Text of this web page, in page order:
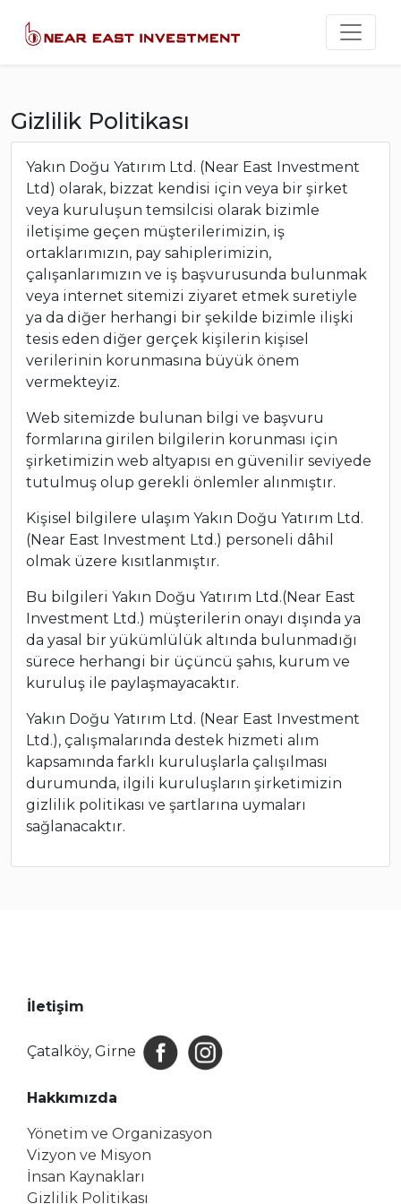
Gizlilik Politikası
Yakın Doğu Yatırım Ltd. (Near East Investment
Ltd) olarak, bizzat kendisi için veya bir şirket
veya kuruluşun temsilcisi olarak bizimle
iletişime geçen müşterilerimizin, iş
ortaklarımızın, pay sahiplerimizin,
çalışanlarımızın ve iş başvurusunda bulunmak
veya internet sitemizi ziyaret etmek suretiyle
ya da diğer herhangi bir şekilde bizimle ilişki
tesis eden diğer gerçek kişilerin kişisel
verilerinin korunmasına büyük önem
vermekteyiz.
Web sitemizde bulunan bilgi ve başvuru
formlarına girilen bilgilerin korunması için
şirketimizin web altyapısı en güvenilir seviyede
tutulmuş olup gerekli önlemler alınmıştır.
Kişisel bilgilere ulaşım Yakın Doğu Yatırım Ltd.
(Near East Investment Ltd.) personeli dâhil
olmak üzere kısıtlanmıştır.
Bu bilgileri Yakın Doğu Yatırım Ltd.(Near East
Investment Ltd.) müşterilerin onayı dışında ya
da yasal bir yükümlülük altında bulunmadığı
sürece herhangi bir üçüncü şahıs, kurum ve
kuruluş ile paylaşmayacaktır.
Yakın Doğu Yatırım Ltd. (Near East Investment
Ltd.), çalışmalarında destek hizmeti alım
kapsamında farklı kuruluşlarla çalışılması
durumunda, ilgili kuruluşların şirketimizin
gizlilik politikası ve şartlarına uymaları
sağlanacaktır.
İletişim
Çatalköy, Girne
Hakkımızda
Yönetim ve Organizasyon
Vizyon ve Misyon
İnsan Kaynakları
Gizlilik Politikası